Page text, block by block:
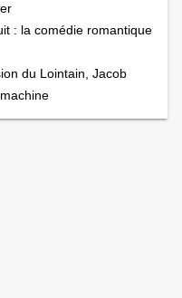
: la comédie romantique
du Lointain, Jacob